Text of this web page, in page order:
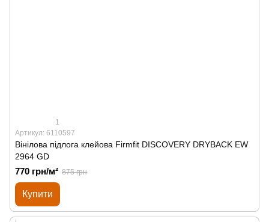
1
Артикул: 6110597
Вінілова підлога клейова Firmfit DISCOVERY DRYBACK EW
2964 GD
770 грн/м² 875 грн
Купити